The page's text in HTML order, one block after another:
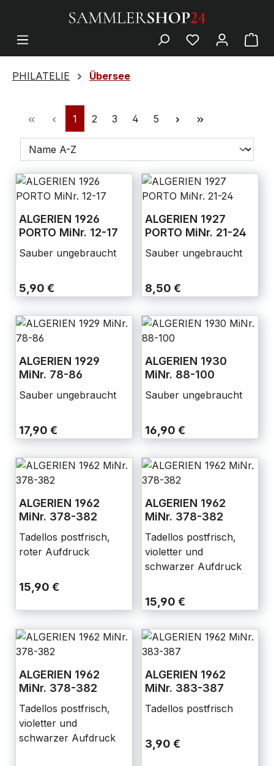
PHILATELIE Übersee
1 2 3 4 5
ALGERIEN 1926
PORTO MiNr. 12-17
Sauber ungebraucht
5,90 €
ALGERIEN 1927
PORTO MiNr. 21-24
Sauber ungebraucht
8,50 €
ALGERIEN 1929
MiNr. 78-86
Sauber ungebraucht
17,90 €
ALGERIEN 1930
MiNr. 88-100
Sauber ungebraucht
16,90 €
ALGERIEN 1962
MiNr. 378-382
Tadellos postfrisch,
roter Aufdruck
15,90 €
ALGERIEN 1962
MiNr. 378-382
Tadellos postfrisch,
violetter und
schwarzer Aufdruck
15,90 €
ALGERIEN 1962
MiNr. 378-382
Tadellos postfrisch,
violetter und
schwarzer Aufdruck
ALGERIEN 1962
MiNr. 383-387
Tadellos postfrisch
3,90 €